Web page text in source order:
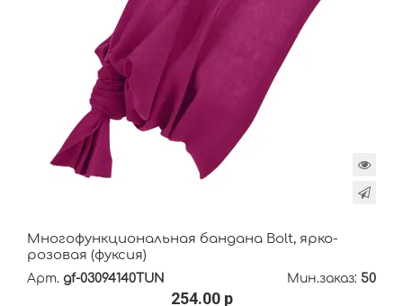
Многофункциональная бандана Bolt, ярко-
розовая (фуксия)
Арт. gf-03094140TUN Мин.заказ: 50
254.00 р